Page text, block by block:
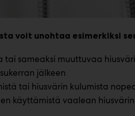
voit unohtaa esimerkiksi
tai sameaksi muuttuvaa
jälkeen
tai hiusvärin kulumista
käyttämistä vaalean hiusvärin